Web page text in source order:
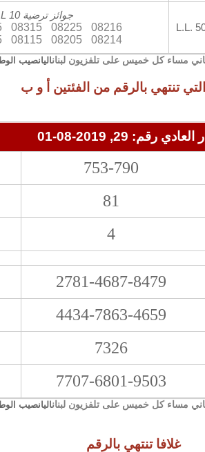
L.L.
جوائز ترضية 10 L.L.
08216
08225
08315
08214
08205
08115
مساء كل خميس على تلفزيون لبناناليانصيب
التي تنتهي بالرقم من الفئتين أ و ب
رقم: 29, 2019-08-01
753-790
81
4
2781-4687-8479
4434-7863-4659
7326
7707-6801-9503
مساء كل خميس على تلفزيون لبناناليانصيب
غلافا تنتهي بالرقم